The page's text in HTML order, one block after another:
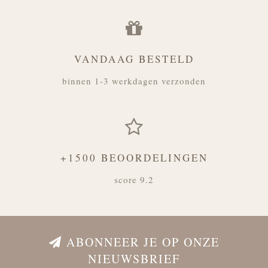
VANDAAG BESTELD
binnen 1-3 werkdagen verzonden
+1500 BEOORDELINGEN
score 9.2
ABONNEER JE OP ONZE
NIEUWSBRIEF